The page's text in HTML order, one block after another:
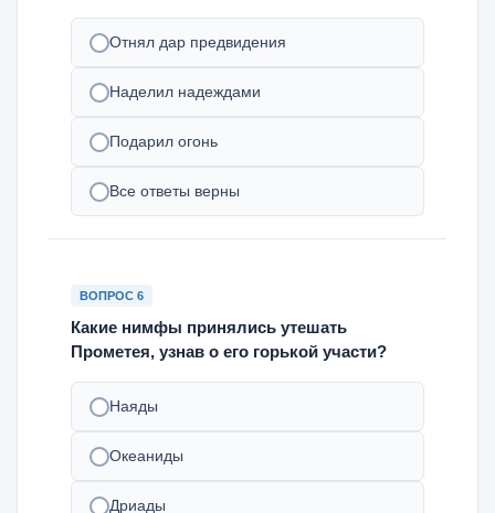
Отнял дар предвидения
Наделил надеждами
Подарил огонь
Все ответы верны
ВОПРОС 6
Какие нимфы принялись утешать
Прометея, узнав о его горькой участи?
Наяды
Океаниды
Дриады